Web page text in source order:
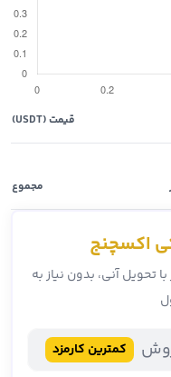
قیمت (USDT)
مجموع
اکسچنج
فروش بیش از 700 رمز ارز با تحویل آنی، بدون نیاز به
کمترین کارمزد